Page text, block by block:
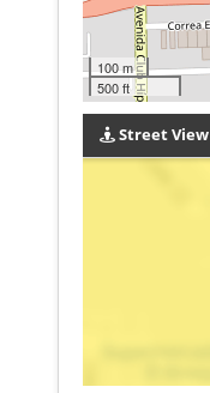
100 m
500 ft
Street View